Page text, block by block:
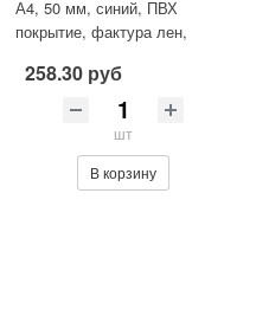
А4, 50 мм, синий, ПВХ
покрытие, фактура лен,
мет
258.30 руб
шт
В корзину